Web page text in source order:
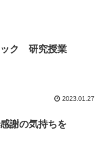
ック 研究授業
2023.01.27
謝の気持ちを